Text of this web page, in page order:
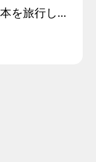
栃木県では、訪日外国人が日本を旅行した際に困ったこととして上位に挙げられる「施設等のスタッフとのコミュニケーション」を改善するため、県内観光関係事業者等を対象に「外国人おもてなし英会話セミナー（外国語対応人材拡充事業）」 […]